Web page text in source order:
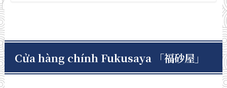
Cửa hàng chính Fukusaya 「福砂屋」